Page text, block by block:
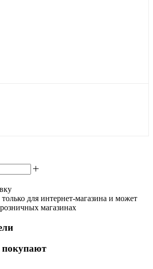
для интернет-магазина и может
магазинах
покупают